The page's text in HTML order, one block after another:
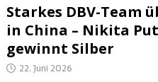
Star­kes DBV-Team
in Chi­na – Niki­ta
gewinnt Silber
22. Juni 2026